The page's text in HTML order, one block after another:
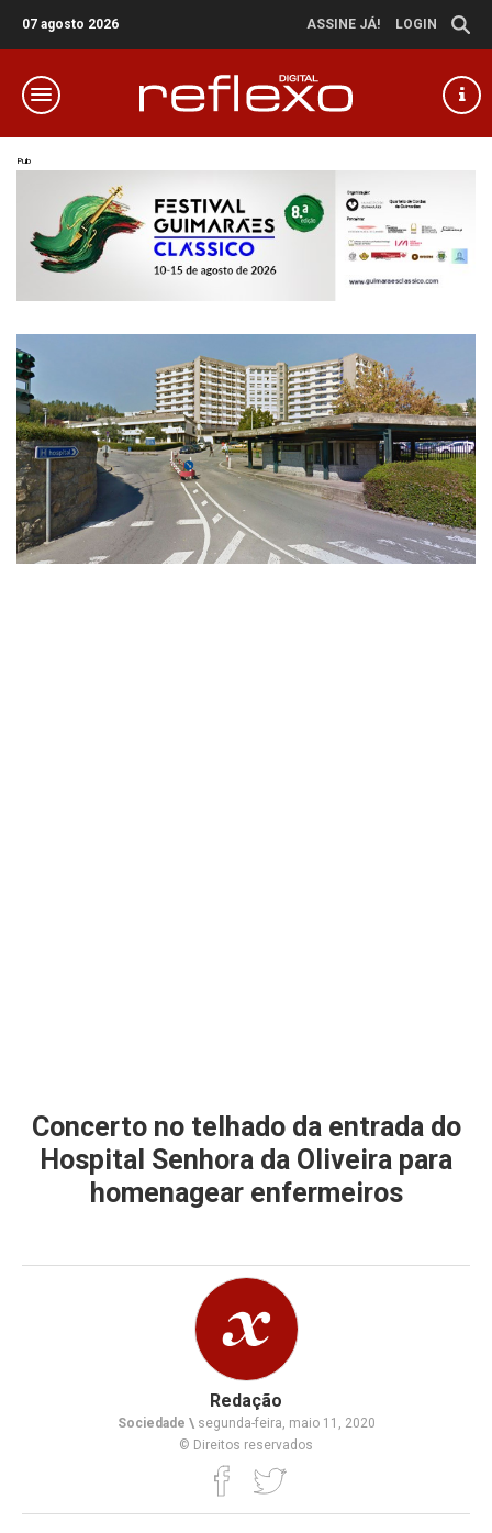
07 agosto 2026 ASSINE JÁ! LOGIN
Pub
Concerto no telhado da entrada do
Hospital Senhora da Oliveira para
homenagear enfermeiros
Redação
Sociedade \segunda-feira, maio 11, 2020
© Direitos reservados